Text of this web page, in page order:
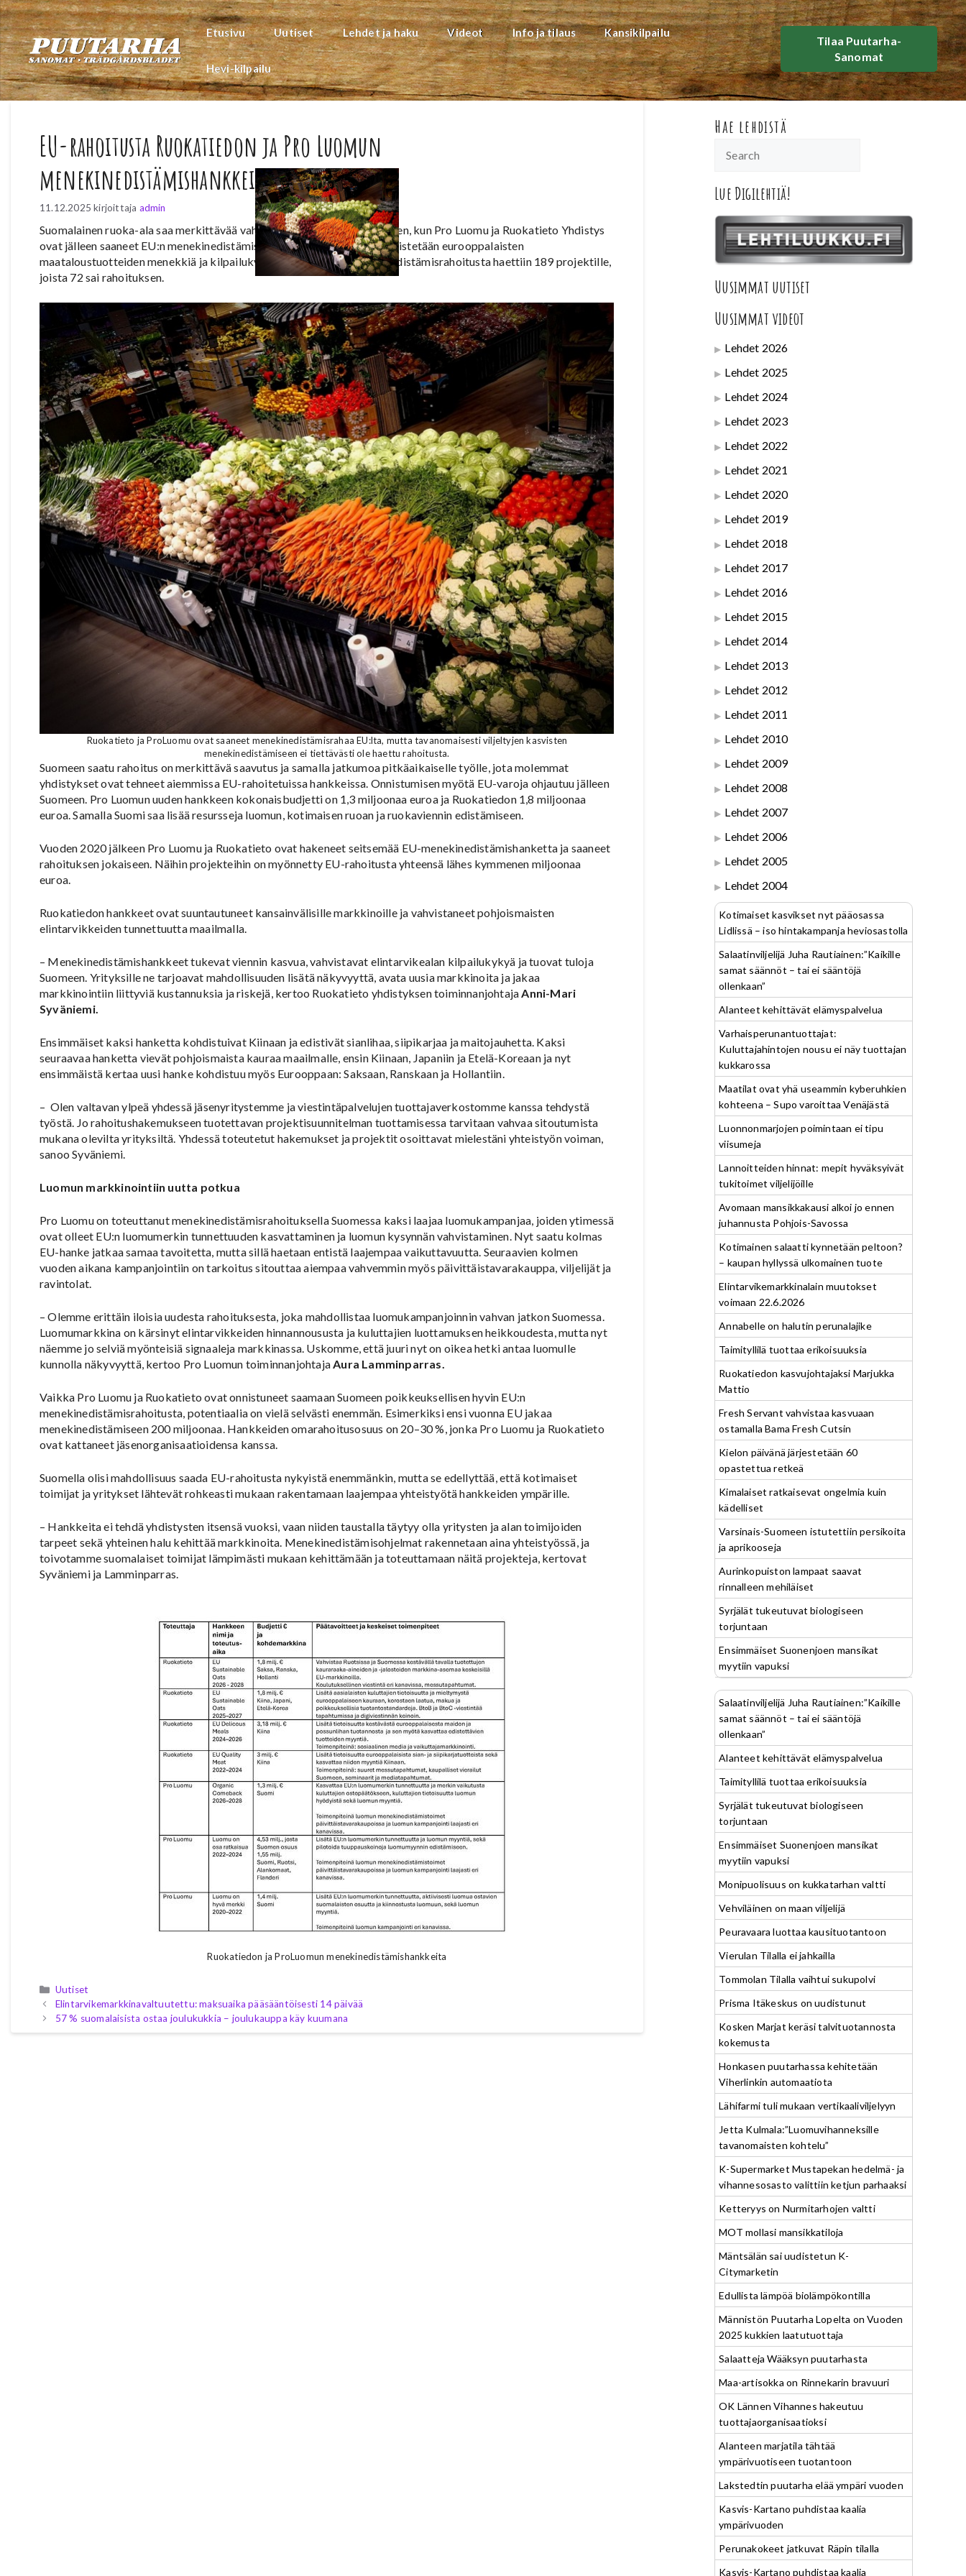
Siirry
sisältöön
Etusivu Uutiset Lehdet ja haku Videot Info ja tilaus Kansikilpailu
Hevi-kilpailu
Tilaa Puutarha-
Sanomat
EU-rahoitusta Ruokatiedon ja Pro Luomun
menekinedistämishankkeisiin
11.12.2025 kirjoittaja admin
Suomalainen ruoka-ala saa merkittävää vahvistusta menekinedistämiseen, kun Pro Luomu ja Ruokatieto Yhdistys
ovat jälleen saaneet EU:n menekinedistämisrahoitusta. Rahoituksella edistetään eurooppalaisten
maataloustuotteiden menekkiä ja kilpailukykyä. Tänä vuonna menekinedistämisrahoitusta haettiin 189 projektille,
joista 72 sai rahoituksen.
Ruokatieto ja ProLuomu ovat saaneet menekinedistämisrahaa EU:lta, mutta tavanomaisesti viljeltyjen kasvisten
menekinedistämiseen ei tiettävästi ole haettu rahoitusta.
Suomeen saatu rahoitus on merkittävä saavutus ja samalla jatkumoa pitkäaikaiselle työlle, jota molemmat
yhdistykset ovat tehneet aiemmissa EU-rahoitetuissa hankkeissa. Onnistumisen myötä EU-varoja ohjautuu jälleen
Suomeen. Pro Luomun uuden hankkeen kokonaisbudjetti on 1,3 miljoonaa euroa ja Ruokatiedon 1,8 miljoonaa
euroa. Samalla Suomi saa lisää resursseja luomun, kotimaisen ruoan ja ruokaviennin edistämiseen.
Vuoden 2020 jälkeen Pro Luomu ja Ruokatieto ovat hakeneet seitsemää EU-menekinedistämishanketta ja saaneet
rahoituksen jokaiseen. Näihin projekteihin on myönnetty EU-rahoitusta yhteensä lähes kymmenen miljoonaa
euroa.
Ruokatiedon hankkeet ovat suuntautuneet kansainvälisille markkinoille ja vahvistaneet pohjoismaisten
elintarvikkeiden tunnettuutta maailmalla.
– Menekinedistämishankkeet tukevat viennin kasvua, vahvistavat elintarvikealan kilpailukykyä ja tuovat tuloja
Suomeen. Yrityksille ne tarjoavat mahdollisuuden lisätä näkyvyyttä, avata uusia markkinoita ja jakaa
markkinointiin liittyviä kustannuksia ja riskejä, kertoo Ruokatieto yhdistyksen toiminnanjohtaja Anni-Mari
Syväniemi.
Ensimmäiset kaksi hanketta kohdistuivat Kiinaan ja edistivät sianlihaa, siipikarjaa ja maitojauhetta. Kaksi
seuraavaa hanketta vievät pohjoismaista kauraa maailmalle, ensin Kiinaan, Japaniin ja Etelä-Koreaan ja nyt
ensimmäistä kertaa uusi hanke kohdistuu myös Eurooppaan: Saksaan, Ranskaan ja Hollantiin.
– Olen valtavan ylpeä yhdessä jäsenyritystemme ja viestintäpalvelujen tuottajaverkostomme kanssa tehdystä
työstä. Jo rahoitushakemukseen tuotettavan projektisuunnitelman tuottamisessa tarvitaan vahvaa sitoutumista
mukana olevilta yrityksiltä. Yhdessä toteutetut hakemukset ja projektit osoittavat mielestäni yhteistyön voiman,
sanoo Syväniemi.
Luomun markkinointiin uutta potkua
Pro Luomu on toteuttanut menekinedistämisrahoituksella Suomessa kaksi laajaa luomukampanjaa, joiden ytimessä
ovat olleet EU:n luomumerkin tunnettuuden kasvattaminen ja luomun kysynnän vahvistaminen. Nyt saatu kolmas
EU-hanke jatkaa samaa tavoitetta, mutta sillä haetaan entistä laajempaa vaikuttavuutta. Seuraavien kolmen
vuoden aikana kampanjointiin on tarkoitus sitouttaa aiempaa vahvemmin myös päivittäistavarakauppa, viljelijät ja
ravintolat.
– Olemme erittäin iloisia uudesta rahoituksesta, joka mahdollistaa luomukampanjoinnin vahvan jatkon Suomessa.
Luomumarkkina on kärsinyt elintarvikkeiden hinnannoususta ja kuluttajien luottamuksen heikkoudesta, mutta nyt
näemme jo selviä myönteisiä signaaleja markkinassa. Uskomme, että juuri nyt on oikea hetki antaa luomulle
kunnolla näkyvyyttä, kertoo Pro Luomun toiminnanjohtaja Aura Lamminparras.
Vaikka Pro Luomu ja Ruokatieto ovat onnistuneet saamaan Suomeen poikkeuksellisen hyvin EU:n
menekinedistämisrahoitusta, potentiaalia on vielä selvästi enemmän. Esimerkiksi ensi vuonna EU jakaa
menekinedistämiseen 200 miljoonaa. Hankkeiden omarahoitusosuus on 20–30 %, jonka Pro Luomu ja Ruokatieto
ovat kattaneet jäsenorganisaatioidensa kanssa.
Suomella olisi mahdollisuus saada EU-rahoitusta nykyistä enemmänkin, mutta se edellyttää, että kotimaiset
toimijat ja yritykset lähtevät rohkeasti mukaan rakentamaan laajempaa yhteistyötä hankkeiden ympärille.
– Hankkeita ei tehdä yhdistysten itsensä vuoksi, vaan niiden taustalla täytyy olla yritysten ja alan toimijoiden
tarpeet sekä yhteinen halu kehittää markkinoita. Menekinedistämisohjelmat rakennetaan aina yhteistyössä, ja
toivotamme suomalaiset toimijat lämpimästi mukaan kehittämään ja toteuttamaan näitä projekteja, kertovat
Syväniemi ja Lamminparras.
Ruokatiedon ja ProLuomun menekinedistämishankkeita
Kategoriat
Uutiset
Elintarvikemarkkinavaltuutettu: maksuaika pääsääntöisesti 14 päivää
57 % suomalaisista ostaa joulukukkia – joulukauppa käy kuumana
Hae lehdistä
Lue Digilehtiä!
Uusimmat uutiset
Uusimmat videot
Lehdet 2026
Lehdet 2025
Lehdet 2024
Lehdet 2023
Lehdet 2022
Lehdet 2021
Lehdet 2020
Lehdet 2019
Lehdet 2018
Lehdet 2017
Lehdet 2016
Lehdet 2015
Lehdet 2014
Lehdet 2013
Lehdet 2012
Lehdet 2011
Lehdet 2010
Lehdet 2009
Lehdet 2008
Lehdet 2007
Lehdet 2006
Lehdet 2005
Lehdet 2004
Kotimaiset kasvikset nyt pääosassa
Lidlissä – iso hintakampanja heviosastolla
Salaatinviljelijä Juha Rautiainen:”Kaikille
samat säännöt – tai ei sääntöjä
ollenkaan”
Alanteet kehittävät elämyspalvelua
Varhaisperunantuottajat:
Kuluttajahintojen nousu ei näy tuottajan
kukkarossa
Maatilat ovat yhä useammin kyberuhkien
kohteena – Supo varoittaa Venäjästä
Luonnonmarjojen poimintaan ei tipu
viisumeja
Lannoitteiden hinnat: mepit hyväksyivät
tukitoimet viljelijöille
Avomaan mansikkakausi alkoi jo ennen
juhannusta Pohjois-Savossa
Kotimainen salaatti kynnetään peltoon?
– kaupan hyllyssä ulkomainen tuote
Elintarvikemarkkinalain muutokset
voimaan 22.6.2026
Annabelle on halutin perunalajike
Taimityllilä tuottaa erikoisuuksia
Ruokatiedon kasvujohtajaksi Marjukka
Mattio
Fresh Servant vahvistaa kasvuaan
ostamalla Bama Fresh Cutsin
Kielon päivänä järjestetään 60
opastettua retkeä
Kimalaiset ratkaisevat ongelmia kuin
kädelliset
Varsinais-Suomeen istutettiin persikoita
ja aprikooseja
Aurinkopuiston lampaat saavat
rinnalleen mehiläiset
Syrjälät tukeutuvat biologiseen
torjuntaan
Ensimmäiset Suonenjoen mansikat
myytiin vapuksi
Salaatinviljelijä Juha Rautiainen:”Kaikille
samat säännöt – tai ei sääntöjä
ollenkaan”
Alanteet kehittävät elämyspalvelua
Taimityllilä tuottaa erikoisuuksia
Syrjälät tukeutuvat biologiseen
torjuntaan
Ensimmäiset Suonenjoen mansikat
myytiin vapuksi
Monipuolisuus on kukkatarhan valtti
Vehviläinen on maan viljelijä
Peuravaara luottaa kausituotantoon
Vierulan Tilalla ei jahkailla
Tommolan Tilalla vaihtui sukupolvi
Prisma Itäkeskus on uudistunut
Kosken Marjat keräsi talvituotannosta
kokemusta
Honkasen puutarhassa kehitetään
Viherlinkin automaatiota
Lähifarmi tuli mukaan vertikaaliviljelyyn
Jetta Kulmala:”Luomuvihanneksille
tavanomaisten kohtelu”
K-Supermarket Mustapekan hedelmä- ja
vihannesosasto valittiin ketjun parhaaksi
Ketteryys on Nurmitarhojen valtti
MOT mollasi mansikkatiloja
Mäntsälän sai uudistetun K-
Citymarketin
Edullista lämpöä biolämpökontilla
Männistön Puutarha Lopelta on Vuoden
2025 kukkien laatutuottaja
Salaatteja Wääksyn puutarhasta
Maa-artisokka on Rinnekarin bravuuri
OK Lännen Vihannes hakeutuu
tuottajaorganisaatioksi
Alanteen marjatila tähtää
ympärivuotiseen tuotantoon
Lakstedtin puutarha elää ympäri vuoden
Kasvis-Kartano puhdistaa kaalia
ympärivuoden
Perunakokeet jatkuvat Räpin tilalla
Kasvis-Kartano puhdistaa kaalia